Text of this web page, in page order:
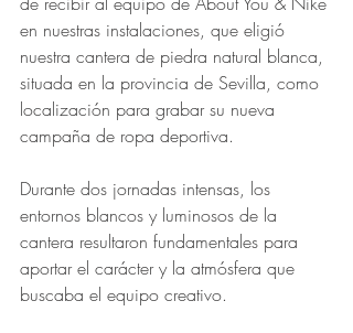
en nuestras instalaciones, que eligió
nuestra cantera de piedra natural blanca,
situada en la provincia de Sevilla, como
localización para grabar su nueva
campaña de ropa deportiva.
Durante dos jornadas intensas, los
entornos blancos y luminosos de la
cantera resultaron fundamentales para
aportar el carácter y la atmósfera que
buscaba el equipo creativo.